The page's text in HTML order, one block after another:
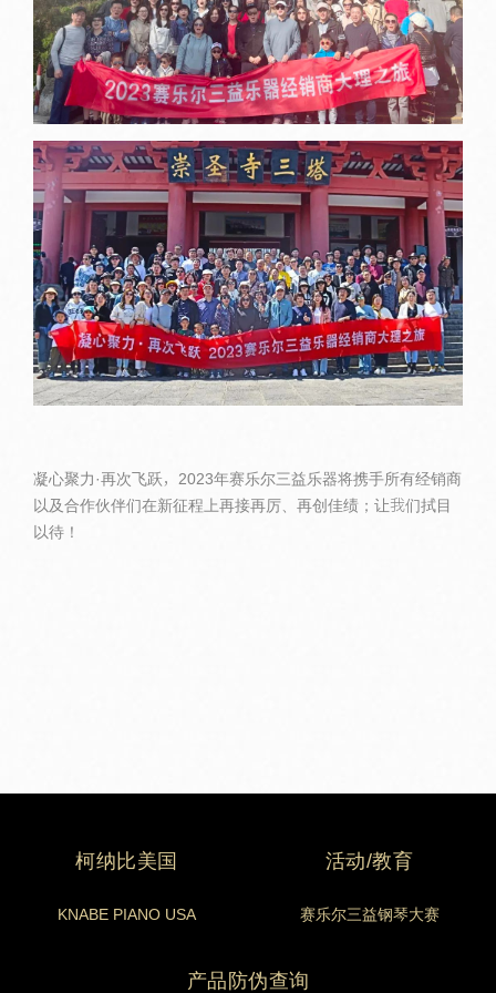
凝心聚力·再次飞跃，2023年赛乐尔三益乐器将携手所有经销商
以及合作伙伴们在新征程上再接再厉、再创佳绩；让我们拭目
以待！
柯纳比美国
KNABE PIANO USA
活动/教育
赛乐尔三益钢琴大赛
产品防伪查询